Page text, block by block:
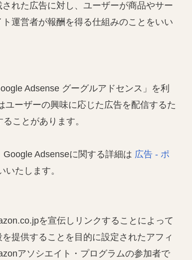
れた広告に対し、ユーザーが商品やサー
運営者が報酬を得る仕組みのことをいい
Adsense グーグルアドセンス」を利
ユーザーの興味に応じた広告を配信するた
ことがあります。
Adsenseに関する詳細は 広告 - ポ
いたします。
を宣伝しリンクすることによって
提供することを目的に設定されたアフィ
アソシエイト・プログラムの参加者で